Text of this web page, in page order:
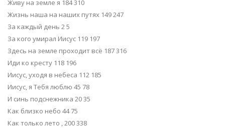
Живу на земле я 184 310
Жизнь наша на наших путях 149 247
За каждый день 2 5
За кого умирал Иисус 119 197
Здесь на земле проходит всё 187 316
Иди ко кресту 118 196
Иисус, уходя в небеса 112 185
Иисус, я Тебя люблю 45 78
И синь подснежника 20 35
Как близко небо 44 75
Как только лето , 200 338